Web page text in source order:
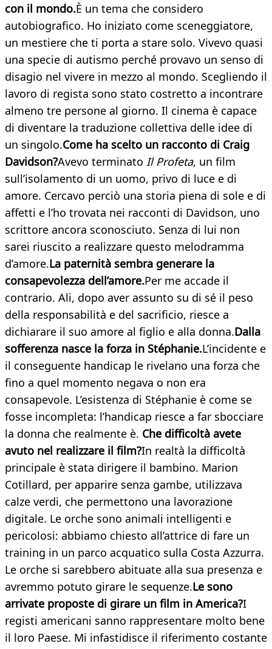
con il mondo.È un tema che considero
autobiografico. Ho iniziato come sceneggiatore,
un mestiere che ti porta a stare solo. Vivevo quasi
una specie di autismo perché provavo un senso di
disagio nel vivere in mezzo al mondo. Scegliendo il
lavoro di regista sono stato costretto a incontrare
almeno tre persone al giorno. Il cinema è capace
di diventare la traduzione collettiva delle idee di
un singolo.Come ha scelto un racconto di Craig
Davidson?Avevo terminato Il Profeta, un film
sull’isolamento di un uomo, privo di luce e di
amore. Cercavo perciò una storia piena di sole e di
affetti e l’ho trovata nei racconti di Davidson, uno
scrittore ancora sconosciuto. Senza di lui non
sarei riuscito a realizzare questo melodramma
d’amore.La paternità sembra generare la
consapevolezza dell’amore.Per me accade il
contrario. Ali, dopo aver assunto su di sé il peso
della responsabilità e del sacrificio, riesce a
dichiarare il suo amore al figlio e alla donna.Dalla
sofferenza nasce la forza in Stéphanie.L’incidente e
il conseguente handicap le rivelano una forza che
fino a quel momento negava o non era
consapevole. L’esistenza di Stéphanie è come se
fosse incompleta: l’handicap riesce a far sbocciare
la donna che realmente è. Che difficoltà avete
avuto nel realizzare il film?In realtà la difficoltà
principale è stata dirigere il bambino. Marion
Cotillard, per apparire senza gambe, utilizzava
calze verdi, che permettono una lavorazione
digitale. Le orche sono animali intelligenti e
pericolosi: abbiamo chiesto all’attrice di fare un
training in un parco acquatico sulla Costa Azzurra.
Le orche si sarebbero abituate alla sua presenza e
avremmo potuto girare le sequenze.Le sono
arrivate proposte di girare un film in America?I
registi americani sanno rappresentare molto bene
il loro Paese. Mi infastidisce il riferimento costante